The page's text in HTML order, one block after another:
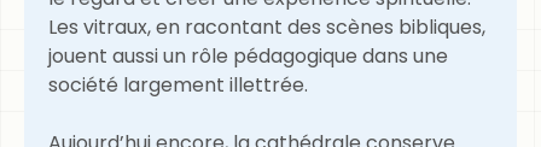
Les vitraux, en racontant des scènes bibliques,
jouent aussi un rôle pédagogique dans une
société largement illettrée.